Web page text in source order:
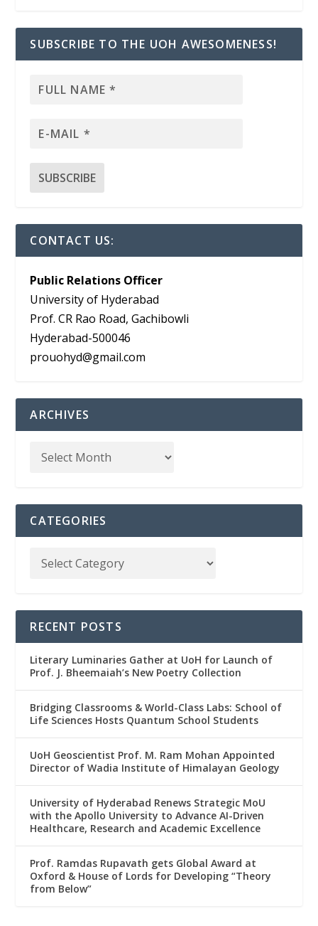
SUBSCRIBE TO THE UOH AWESOMENESS!
CONTACT US:
Public Relations Officer
University of Hyderabad
Prof. CR Rao Road, Gachibowli
Hyderabad-500046
prouohyd@gmail.com
ARCHIVES
CATEGORIES
RECENT POSTS
Literary Luminaries Gather at UoH for Launch of
Prof. J. Bheemaiah’s New Poetry Collection
Bridging Classrooms & World-Class Labs: School of
Life Sciences Hosts Quantum School Students
UoH Geoscientist Prof. M. Ram Mohan Appointed
Director of Wadia Institute of Himalayan Geology
University of Hyderabad Renews Strategic MoU
with the Apollo University to Advance AI-Driven
Healthcare, Research and Academic Excellence
Prof. Ramdas Rupavath gets Global Award at
Oxford & House of Lords for Developing “Theory
from Below”